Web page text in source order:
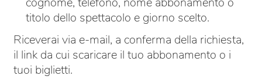
titolo dello spettacolo e giorno scelto.
Riceverai via e-mail, a conferma della richiesta,
il link da cui scaricare il tuo abbonamento o i
tuoi biglietti.